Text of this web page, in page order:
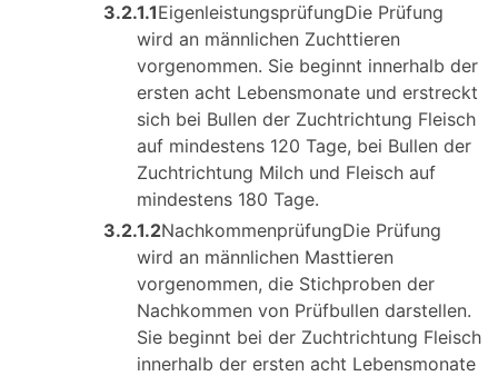
3.2.1.1EigenleistungsprüfungDie Prüfung
wird an männlichen Zuchttieren
vorgenommen. Sie beginnt innerhalb der
ersten acht Lebensmonate und erstreckt
sich bei Bullen der Zuchtrichtung Fleisch
auf mindestens 120 Tage, bei Bullen der
Zuchtrichtung Milch und Fleisch auf
mindestens 180 Tage.
3.2.1.2NachkommenprüfungDie Prüfung
wird an männlichen Masttieren
vorgenommen, die Stichproben der
Nachkommen von Prüfbullen darstellen.
Sie beginnt bei der Zuchtrichtung Fleisch
innerhalb der ersten acht Lebensmonate